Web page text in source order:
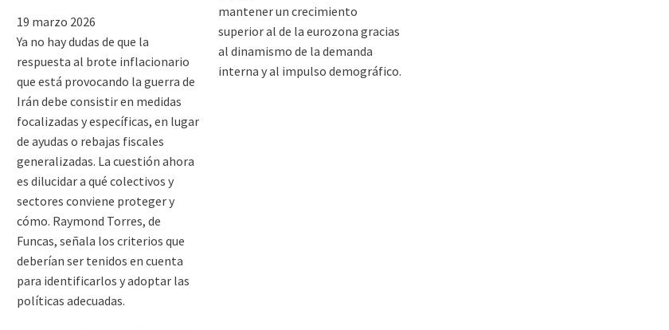
19 marzo 2026
Ya no hay dudas de que la
respuesta al brote inflacionario
que está provocando la guerra de
Irán debe consistir en medidas
focalizadas y específicas, en lugar
de ayudas o rebajas fiscales
generalizadas. La cuestión ahora
es dilucidar a qué colectivos y
sectores conviene proteger y
cómo. Raymond Torres, de
Funcas, señala los criterios que
deberían ser tenidos en cuenta
para identificarlos y adoptar las
políticas adecuadas.
mantener un crecimiento
superior al de la eurozona gracias
al dinamismo de la demanda
interna y al impulso demográfico.